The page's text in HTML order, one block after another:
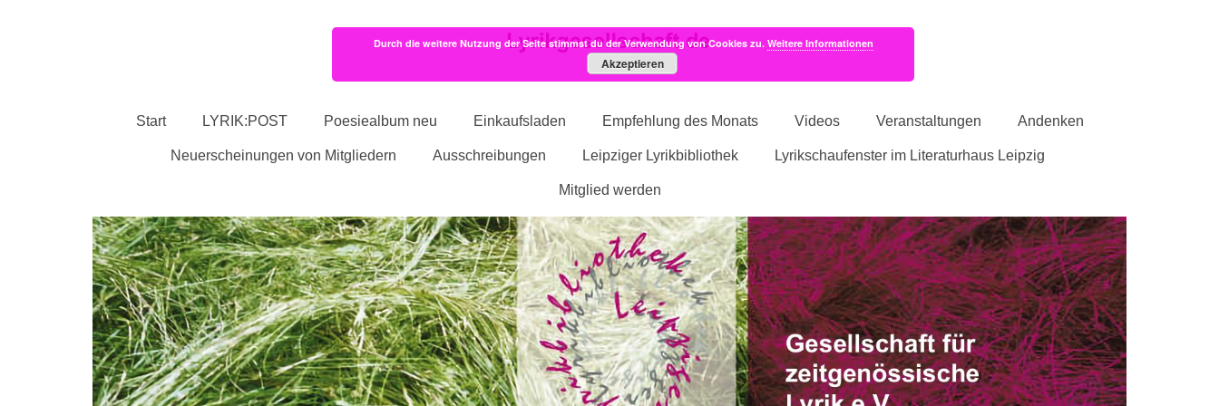
Start LYRIK:POST Poesiealbum neu Einkaufsladen Empfehlung des Monats Videos Veranstaltungen Andenken
Neuerscheinungen von Mitgliedern Ausschreibungen Leipziger Lyrikbibliothek Lyrikschaufenster im Literaturhaus Leipzig
Mitglied werden
Durch die weitere Nutzung der Seite stimmst du der Verwendung von Cookies zu. Weitere Informationen
Akzeptieren